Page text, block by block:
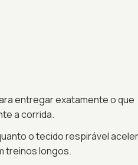
entregar exatamente o que
a corrida.
o tecido respirável
treinos longos.